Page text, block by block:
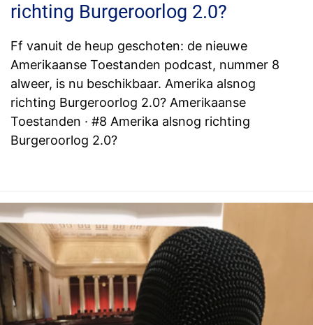
richting Burgeroorlog 2.0?
Ff vanuit de heup geschoten: de nieuwe
Amerikaanse Toestanden podcast, nummer 8
alweer, is nu beschikbaar. Amerika alsnog
richting Burgeroorlog 2.0? Amerikaanse
Toestanden · #8 Amerika alsnog richting
Burgeroorlog 2.0?